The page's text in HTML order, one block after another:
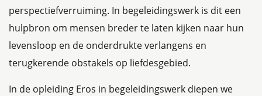
perspectiefverruiming. In begeleidingswerk is dit een
hulpbron om mensen breder te laten kijken naar hun
levensloop en de onderdrukte verlangens en
terugkerende obstakels op liefdesgebied.
In de opleiding Eros in begeleidingswerk diepen we